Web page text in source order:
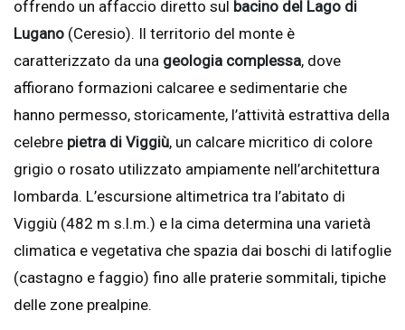
offrendo un affaccio diretto sul bacino del Lago di
Lugano (Ceresio). Il territorio del monte è
caratterizzato da una geologia complessa, dove
affiorano formazioni calcaree e sedimentarie che
hanno permesso, storicamente, l’attività estrattiva della
celebre pietra di Viggiù, un calcare micritico di colore
grigio o rosato utilizzato ampiamente nell’architettura
lombarda. L’escursione altimetrica tra l’abitato di
Viggiù (482 m s.l.m.) e la cima determina una varietà
climatica e vegetativa che spazia dai boschi di latifoglie
(castagno e faggio) fino alle praterie sommitali, tipiche
delle zone prealpine.